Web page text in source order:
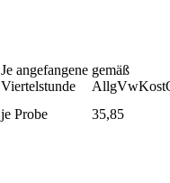
Je angefangene
Viertelstunde
gemäß
je Probe 35,85